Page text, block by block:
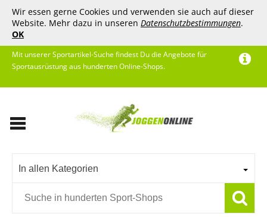
Wir essen gerne Cookies und verwenden sie auch auf dieser
Website. Mehr dazu in unseren Datenschutzbestimmungen.
OK
Mit unserer Sportartikel-Suche findest Du die Angebote für
Sportausrüstung aus hunderten Online-Shops.
In allen Kategorien